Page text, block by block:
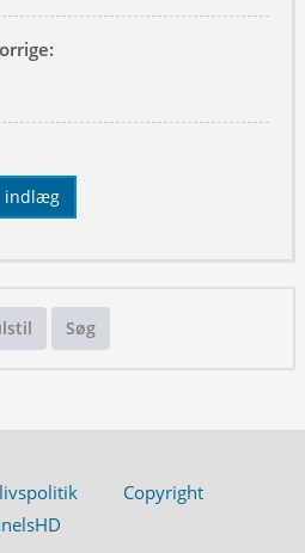
indlæg
Søg
Copyright